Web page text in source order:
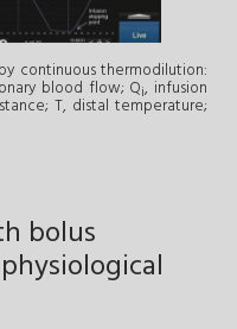
continuous thermodilution:
blood flow; Qi, infusion
T, distal temperature;
bolus